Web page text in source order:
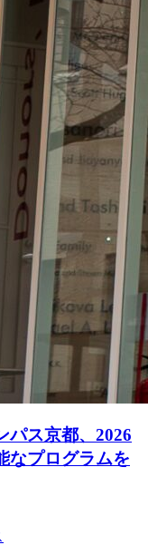
パス京都、2026
なプログラムを